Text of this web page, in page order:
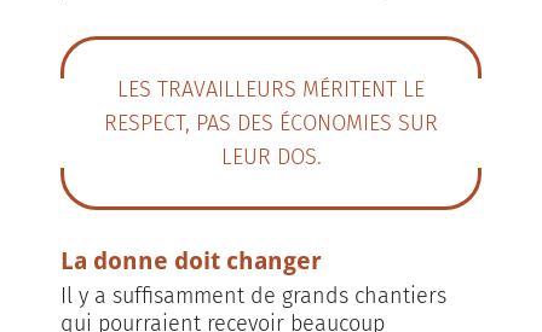
LES TRAVAILLEURS MÉRITENT LE
RESPECT, PAS DES ÉCONOMIES SUR
LEUR DOS.
La donne doit changer
Il y a suffisamment de grands chantiers
qui pourraient recevoir beaucoup